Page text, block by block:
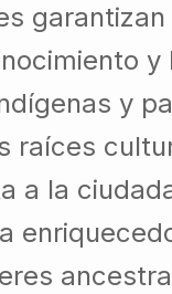
y
raíces
a la